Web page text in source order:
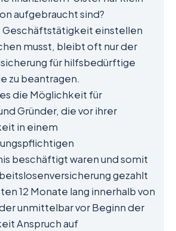
aufgebraucht sind?
Geschäftstätigkeit einstellen
musst, bleibt oft nur der
für hilfsbedürftige
zu beantragen.
die Möglichkeit für
Gründer, die vor ihrer
in einem
beschäftigt waren und somit
gezahlt
12 Monate lang innerhalb von
unmittelbar vor Beginn der
Anspruch auf